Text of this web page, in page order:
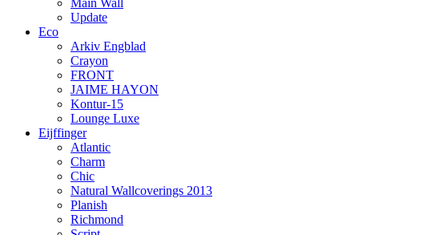
Main Wall
Update
Eco
Arkiv Engblad
Crayon
FRONT
JAIME HAYON
Kontur-15
Lounge Luxe
Eijffinger
Atlantic
Charm
Chic
Natural Wallcoverings 2013
Planish
Richmond